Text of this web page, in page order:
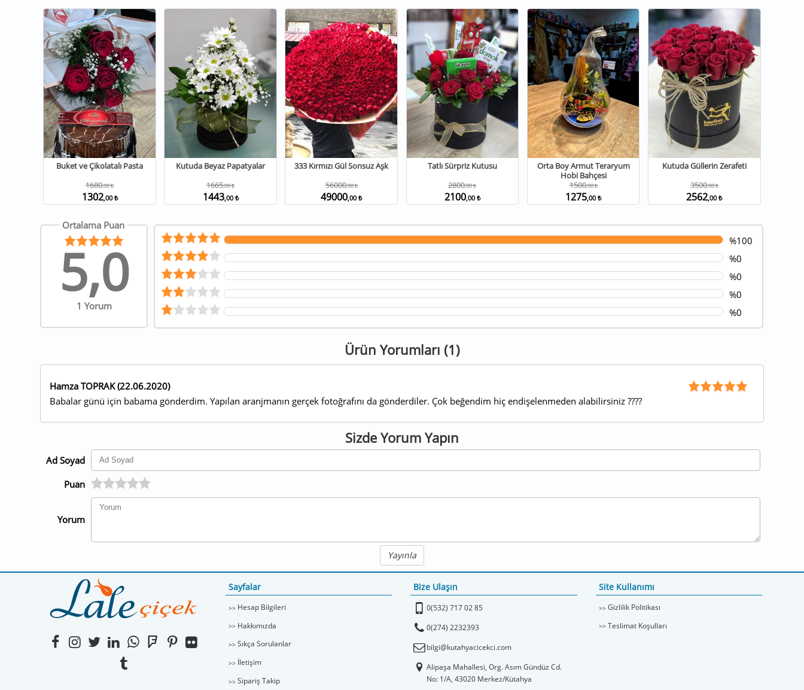
Buket ve Çikolatalı Pasta
1680,00 ₺
1302,00 ₺
Kutuda Beyaz Papatyalar
1665,00 ₺
1443,00 ₺
333 Kırmızı Gül Sonsuz Aşk
56000,00 ₺
49000,00 ₺
Tatlı Sürpriz Kutusu
2800,00 ₺
2100,00 ₺
Orta Boy Armut Teraryum
Hobi Bahçesi
1500,00 ₺
1275,00 ₺
Kutuda Güllerin Zerafeti
3500,00 ₺
2562,00 ₺
Ortalama Puan
5,0
1 Yorum
%100
%0
%0
%0
%0
Ürün Yorumları (1)
Hamza TOPRAK (22.06.2020)
Babalar günü için babama gönderdim. Yapılan aranjmanın gerçek fotoğrafını da gönderdiler. Çok beğendim hiç endişelenmeden alabilirsiniz ????
Sizde Yorum Yapın
Ad Soyad
Puan
Yorum
Yayınla
Sayfalar
Hesap Bilgileri
Hakkımızda
Sıkça Sorulanlar
İletişim
Sipariş Takip
Bize Ulaşın
0(532) 717 02 85
0(274) 2232393
bilgi@kutahyacicekci.com
Alipaşa Mahallesi, Org. Asım Gündüz Cd.
No: 1/A, 43020 Merkez/Kütahya
Site Kullanımı
Gizlilik Politikası
Teslimat Koşulları